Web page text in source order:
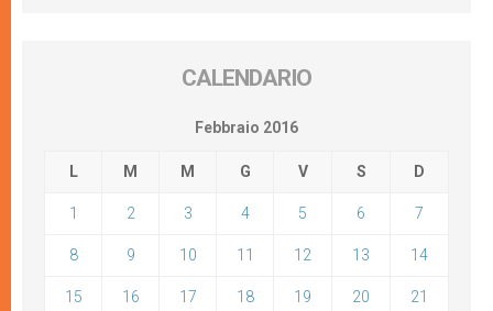
CALENDARIO
Febbraio 2016
L M M G V S D
1 2 3 4 5 6 7
8 9 10 11 12 13 14
15 16 17 18 19 20 21